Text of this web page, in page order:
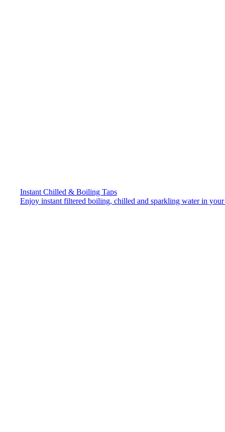
Instant Chilled & Boiling Taps
Enjoy instant filtered boiling, chilled and sparkling water in